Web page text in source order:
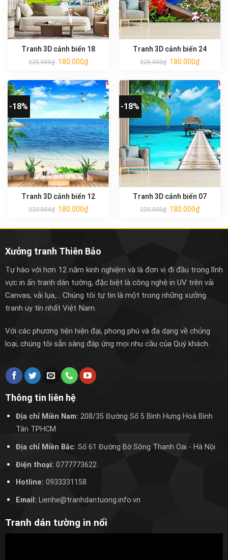
Tranh 3D cảnh biển 18
220.000₫ 180.000₫
Tranh 3D cảnh biển 24
220.000₫ 180.000₫
-18%
Tranh 3D cảnh biển 12
220.000₫ 180.000₫
-18%
Tranh 3D cảnh biển 07
220.000₫ 180.000₫
Xưởng tranh Thiên Bảo
Tự hào với hơn 12 năm kinh nghiệm và là đơn vị đi đầu trong lĩnh
vực in ấn tranh dán tường, đặc biệt là công nghệ in UV trên vải
Canvas, vải lụa,... Chúng tôi tự tin là một trong những xưởng
tranh uy tín nhất Việt Nam.
Với các phương tiện hiện đại, phong phú và đa dạng về chủng
loại, chúng tôi sẵn sàng đáp ứng mọi nhu cầu của Quý khách.
Thông tin liên hệ
Địa chỉ Miền Nam: 208/35 Đường Số 5 Bình Hưng Hoà Bình
Tân TPHCM
Địa chỉ Miền Bắc: Số 61 Đường Bờ Sông Thanh Oai - Hà Nội
Điện thoại: 0777773622
Hotline: 0933331158
Email: Lienhe@tranhdantuong.info.vn
Tranh dán tường in nổi